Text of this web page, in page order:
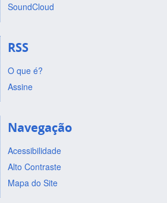
SoundCloud
RSS
O que é?
Assine
Navegação
Acessibilidade
Alto Contraste
Mapa do Site